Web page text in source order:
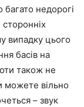
багато недорогі
випадку цього
басів на
також не
можете вільно
– звук